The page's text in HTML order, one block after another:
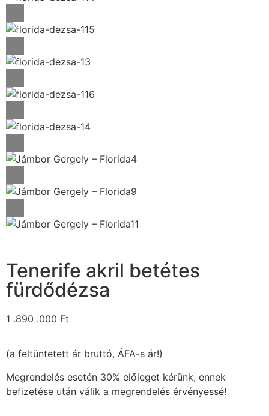
Tenerife akril betétes
fürdődézsa
1 .890 .000 Ft
(a feltüntetett ár bruttó, ÁFA-s ár!)
Megrendelés esetén 30% előleget kérünk, ennek
befizetése után válik a megrendelés érvényessé!